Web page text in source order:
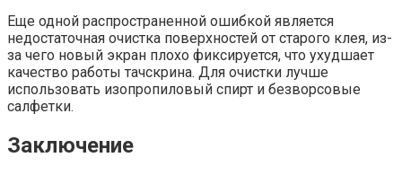
Еще одной распространенной ошибкой является
недостаточная очистка поверхностей от старого клея, из-
за чего новый экран плохо фиксируется, что ухудшает
качество работы тачскрина. Для очистки лучше
использовать изопропиловый спирт и безворсовые
салфетки.
Заключение